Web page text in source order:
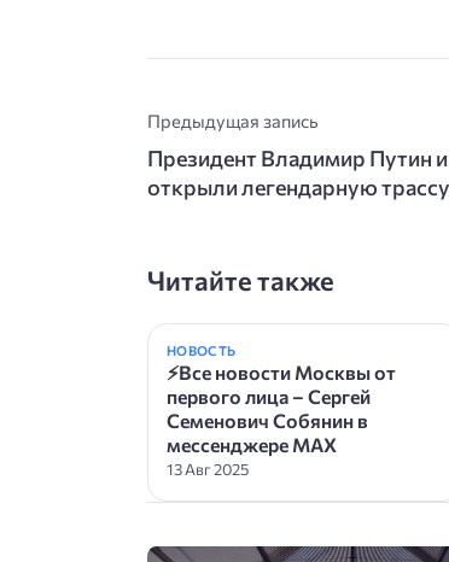
Предыдущая запись
Президент Владимир Путин
открыли легендарную
Читайте также
НОВОСТЬ
⚡️Все новости Москвы от
первого лица – Сергей
Семенович Собянин в
мессенджере MAX
13 Авг 2025